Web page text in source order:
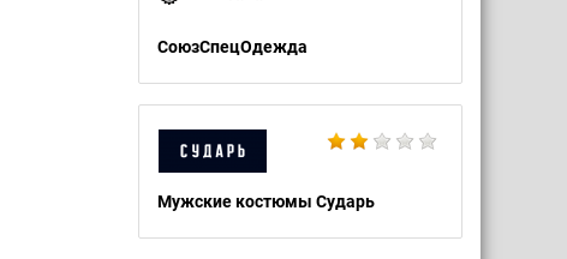
СоюзСпецОдежда
Мужские костюмы Сударь